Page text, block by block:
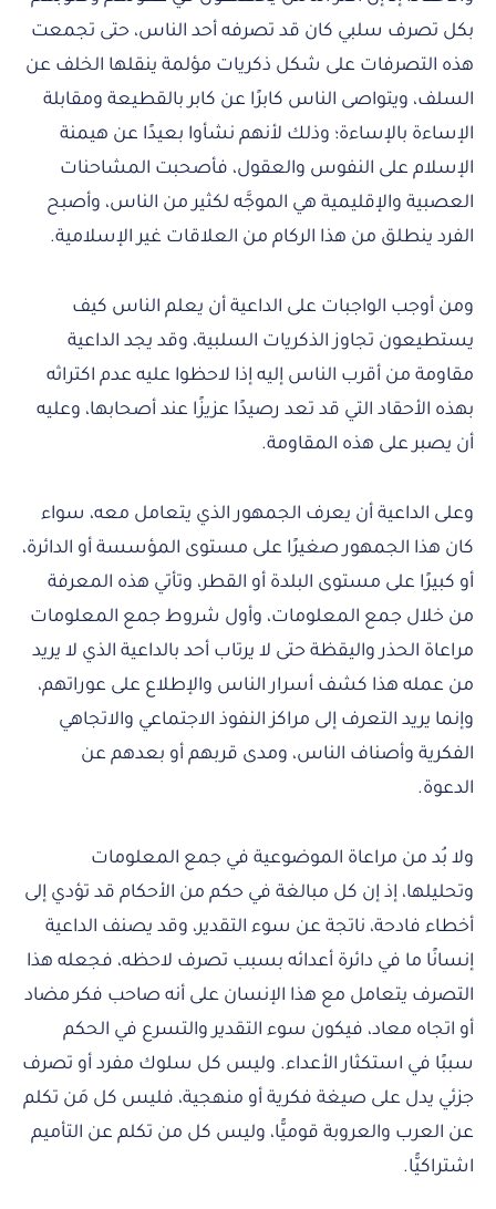
بكل تصرف سلبي كان قد تصرفه أحد الناس، حتى تجمعت
هذه التصرفات على شكل ذكريات مؤلمة ينقلها الخلف عن
السلف، ويتواصى الناس كابرًا عن كابر بالقطيعة ومقابلة
الإساءة بالإساءة؛ وذلك لأنهم نشأوا بعيدًا عن هيمنة
الإسلام على النفوس والعقول، فأصحبت المشاحنات
العصبية والإقليمية هي الموجَّه لكثير من الناس، وأصبح
الفرد ينطلق من هذا الركام من العلاقات غير الإسلامية.
ومن أوجب الواجبات على الداعية أن يعلم الناس كيف
يستطيعون تجاوز الذكريات السلبية، وقد يجد الداعية
مقاومة من أقرب الناس إليه إذا لاحظوا عليه عدم اكتراثه
بهذه الأحقاد التي قد تعد رصيدًا عزيزًا عند أصحابها، وعليه
أن يصبر على هذه المقاومة.
وعلى الداعية أن يعرف الجمهور الذي يتعامل معه، سواء
كان هذا الجمهور صغيرًا على مستوى المؤسسة أو الدائرة،
أو كبيرًا على مستوى البلدة أو القطر، وتأتي هذه المعرفة
من خلال جمع المعلومات، وأول شروط جمع المعلومات
مراعاة الحذر واليقظة حتى لا يرتاب أحد بالداعية الذي لا يريد
من عمله هذا كشف أسرار الناس والإطلاع على عوراتهم،
وإنما يريد التعرف إلى مراكز النفوذ الاجتماعي والاتجاهي
الفكرية وأصناف الناس، ومدى قربهم أو بعدهم عن
الدعوة.
ولا بُد من مراعاة الموضوعية في جمع المعلومات
وتحليلها، إذ إن كل مبالغة في حكم من الأحكام قد تؤدي إلى
أخطاء فادحة، ناتجة عن سوء التقدير، وقد يصنف الداعية
إنسانًا ما في دائرة أعدائه بسبب تصرف لاحظه، فجعله هذا
التصرف يتعامل مع هذا الإنسان على أنه صاحب فكر مضاد
أو اتجاه معاد، فيكون سوء التقدير والتسرع في الحكم
سببًا في استكثار الأعداء. وليس كل سلوك مفرد أو تصرف
جزئي يدل على صيغة فكرية أو منهجية، فليس كل مَن تكلم
عن العرب والعروبة قوميًّا، وليس كل من تكلم عن التأميم
اشتراكيًّا.